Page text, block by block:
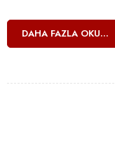
DAHA FAZLA OKU...